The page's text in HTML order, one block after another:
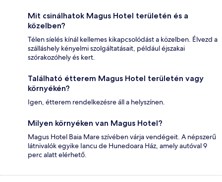
Mit csinálhatok Magus Hotel területén és a
közelben?
Télen síelés kínál kellemes kikapcsolódást a közelben. Élvezd a
szálláshely kényelmi szolgáltatásait, például éjszakai
szórakozóhely és kert.
Található étterem Magus Hotel területén vagy
környékén?
Igen, étterem rendelkezésre áll a helyszínen.
Milyen környéken van Magus Hotel?
Magus Hotel Baia Mare szívében várja vendégeit. A népszerű
látnivalók egyike Iancu de Hunedoara Ház, amely autóval 9
perc alatt elérhető.